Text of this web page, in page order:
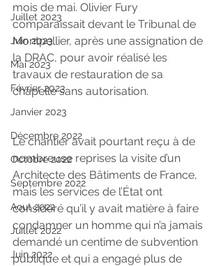
Juillet 2023
Juin 2023
Mai 2023
Février 2023
Janvier 2023
Décembre 2022
Octobre 2022
Septembre 2022
Aout 2022
Juillet 2022
Juin 2022
mois de mai. Olivier Fury
comparaissait devant le Tribunal de
Montpellier, après une assignation de
la DRAC, pour avoir réalisé les
travaux de restauration de sa
chapelle sans autorisation.
Le chantier avait pourtant reçu à de
nombreuse reprises la visite d’un
Architecte des Bâtiments de France,
mais les services de l’État ont
considéré qu’il y avait matière à faire
condamner un homme qui n’a jamais
demandé un centime de subvention
publique et qui a engagé plus de